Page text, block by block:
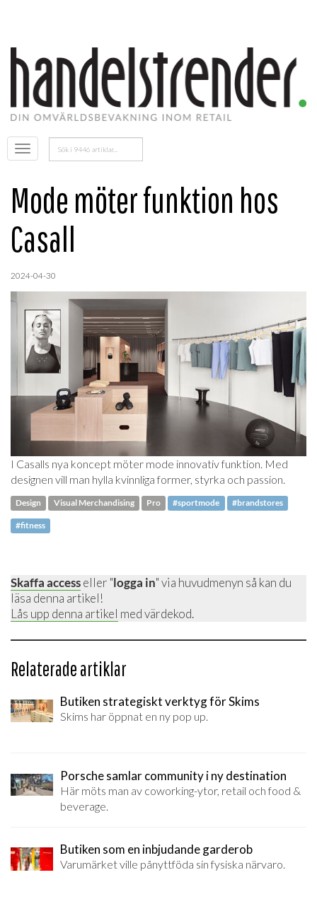
Öppna
menyn
Sök
efter:
Mode möter funktion hos
Casall
2024-04-30
I Casalls nya koncept möter mode innovativ funktion. Med
designen vill man hylla kvinnliga former, styrka och passion.
Design Visual Merchandising Pro #sportmode #brandstores
#fitness
Skaffa accesseller "logga in" via huvudmenyn så kan du
läsa denna artikel!
Lås upp denna artikel med värdekod.
Relaterade artiklar
Butiken strategiskt verktyg för Skims
Skims har öppnat en ny pop up.
Porsche samlar community i ny destination
Här möts man av coworking-ytor, retail och food &
beverage.
Butiken som en inbjudande garderob
Varumärket ville pånyttföda sin fysiska närvaro.